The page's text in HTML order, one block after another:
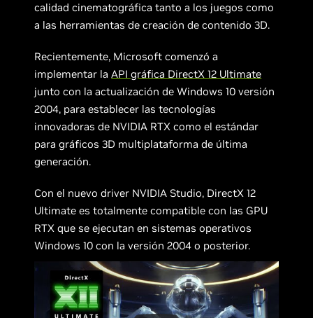
calidad cinematográfica tanto a los juegos como
a las herramientas de creación de contenido 3D.
Recientemente, Microsoft comenzó a
implementar laAPI gráfica DirectX 12 Ultimate
junto con la actualización de Windows 10 versión
2004, para establecer las tecnologías
innovadoras de NVIDIA RTX como el estándar
para gráficos 3D multiplataforma de última
generación.
Con el nuevo driver NVIDIA Studio, DirectX 12
Ultimate es totalmente compatible con las GPU
RTX que se ejecutan en sistemas operativos
Windows 10 con la versión 2004 o posterior.